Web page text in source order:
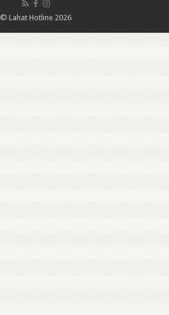
© Lahat Hotline 2026